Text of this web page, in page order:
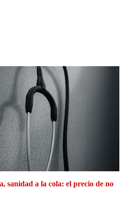
sanidad a la cola: el precio de no